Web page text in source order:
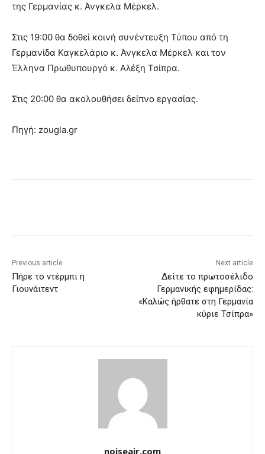
της Γερμανίας κ. Άνγκελα Μέρκελ.
Στις 19:00 θα δοθεί κοινή συνέντευξη Τύπου από τη
Γερμανίδα Καγκελάριο κ. Άνγκελα Μέρκελ και τον
Έλληνα Πρωθυπουργό κ. Αλέξη Τσίπρα.
Στις 20:00 θα ακολουθήσει δείπνο εργασίας.
Πηγή: zougla.gr
Previous article
Πήρε το ντέρμπι η
Γιουνάιτεντ
Next article
Δείτε το πρωτοσέλιδο
Γερμανικής εφημερίδας:
«Καλώς ήρθατε στη Γερμανία
κύριε Τσίπρα»
noiseair.com